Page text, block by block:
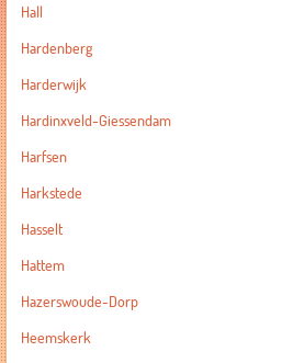
Hall
Hardenberg
Harderwijk
Hardinxveld-Giessendam
Harfsen
Harkstede
Hasselt
Hattem
Hazerswoude-Dorp
Heemskerk